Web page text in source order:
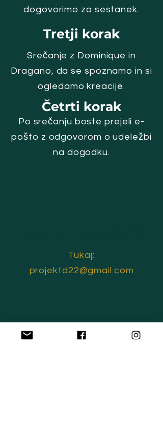
dogovorimo za sestanek.
Tretji korak
Srečanje z Dominique in
Dragano, da se spoznamo in si
ogledamo kreacije.
Četrti korak
Po srečanju boste prejeli e-
pošto z odgovorom o udeležbi
na dogodku.
Tukaj:
projektd22@gmail.com